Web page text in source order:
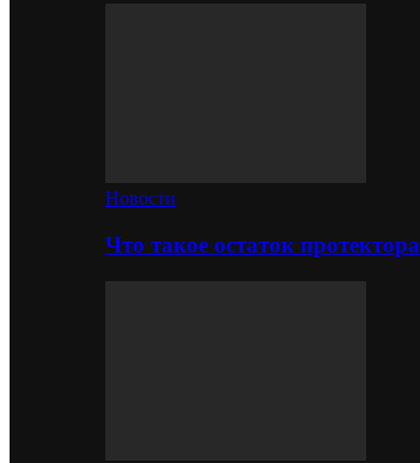
Новости
Что такое остаток